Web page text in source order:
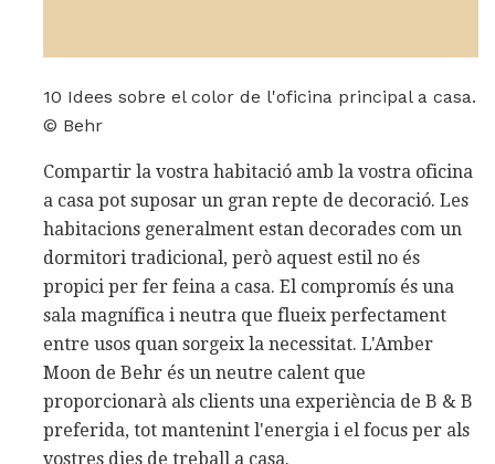
10 Idees sobre el color de l'oficina principal a casa.
© Behr
Compartir la vostra habitació amb la vostra oficina
a casa pot suposar un gran repte de decoració. Les
habitacions generalment estan decorades com un
dormitori tradicional, però aquest estil no és
propici per fer feina a casa. El compromís és una
sala magnífica i neutra que flueix perfectament
entre usos quan sorgeix la necessitat. L'Amber
Moon de Behr és un neutre calent que
proporcionarà als clients una experiència de B & B
preferida, tot mantenint l'energia i el focus per als
vostres dies de treball a casa.